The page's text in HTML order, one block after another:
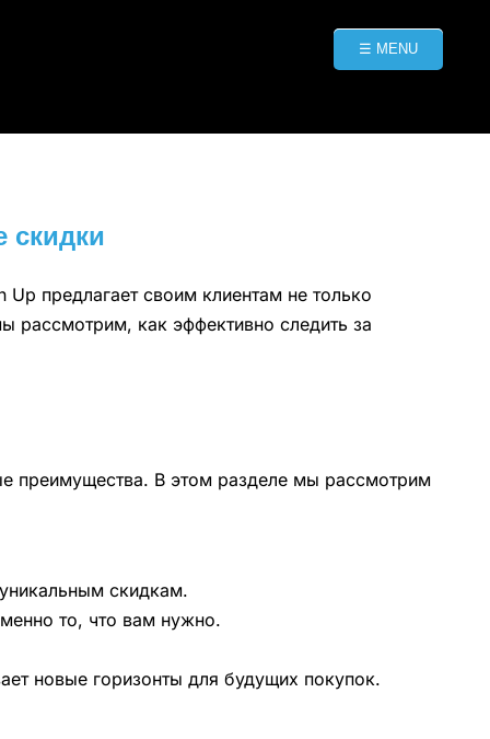
☰ MENU
скидки
предлагает своим клиентам не только
рассмотрим, как эффективно следить за
преимущества. В этом разделе мы рассмотрим
скидкам.
то, что вам нужно.
новые горизонты для будущих покупок.